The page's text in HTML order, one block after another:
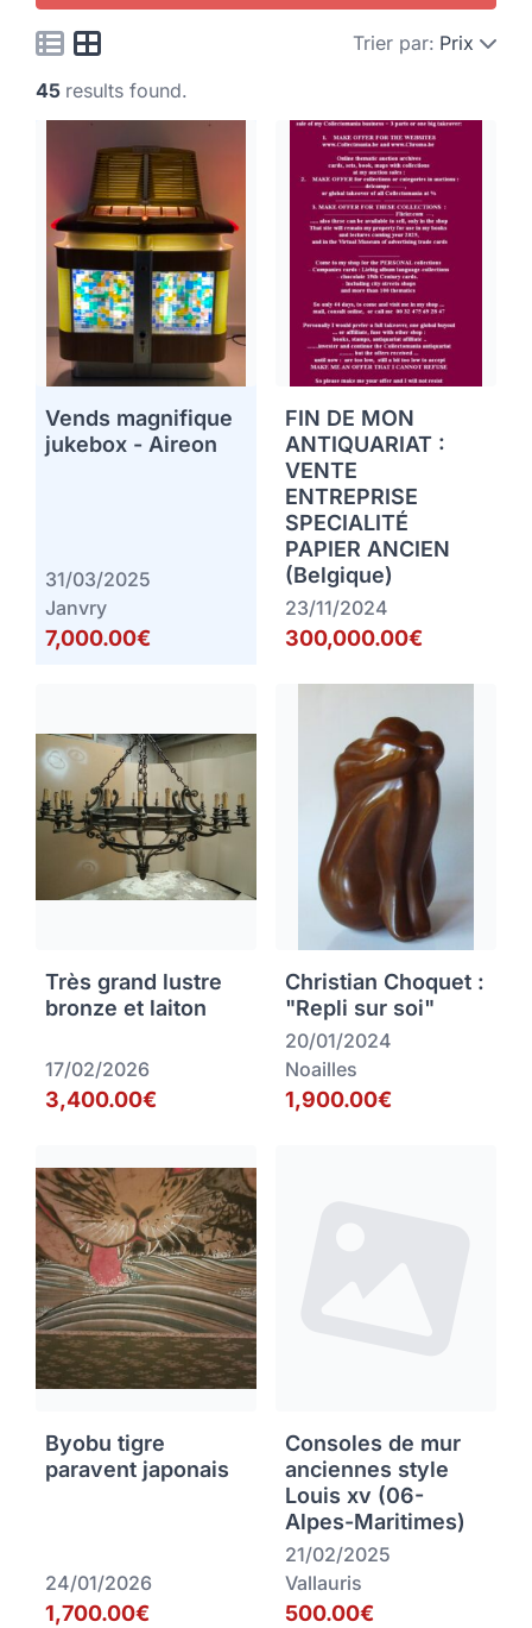
Trier par: Prix
45 results found.
Vends magnifique
jukebox - Aireon
31/03/2025
Janvry
7,000.00€
FIN DE MON
ANTIQUARIAT :
VENTE
ENTREPRISE
SPECIALITÉ
PAPIER ANCIEN
(Belgique)
23/11/2024
300,000.00€
Très grand lustre
bronze et laiton
17/02/2026
3,400.00€
Christian Choquet :
"Repli sur soi"
20/01/2024
Noailles
1,900.00€
Byobu tigre
paravent japonais
24/01/2026
1,700.00€
Consoles de mur
anciennes style
Louis xv (06-
Alpes-Maritimes)
21/02/2025
Vallauris
500.00€